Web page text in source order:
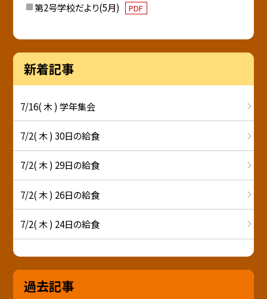
第2号学校だより(5月)
PDF
新着記事
7/16( 木 ) 学年集会
7/2( 木 ) 30日の給食
7/2( 木 ) 29日の給食
7/2( 木 ) 26日の給食
7/2( 木 ) 24日の給食
過去記事